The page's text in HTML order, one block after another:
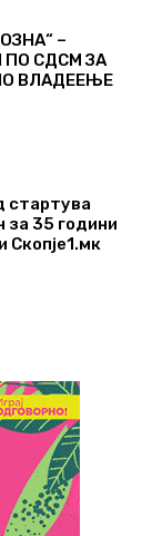
–
ПО СДСМ ЗА
ВЛАДЕЕЊЕ
стартува
за 35 години
Скопје1.мк